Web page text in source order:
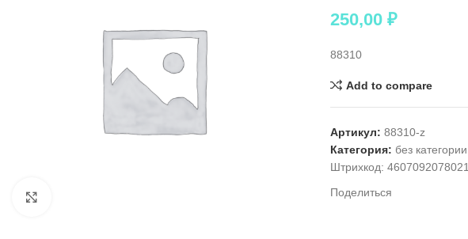
250,00₽
88310
Add to compare
Артикул:88310-z
Категория: без категории
Штрихкод:4607092078021
Поделиться